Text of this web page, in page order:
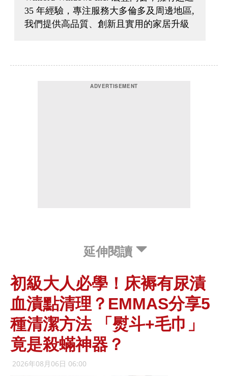
延伸閱讀
初級大人必學！床褥有尿漬
血漬點清理？EMMAS分享5
種清潔方法 「熨斗+毛巾」
竟是殺蟎神器？
2026年08月06日 06:00